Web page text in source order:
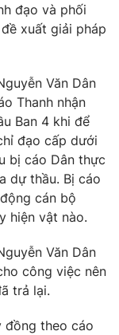
đạo và phối
xuất giải pháp
Văn Dân
Thanh nhận
Ban 4 khi để
đạo cấp dưới
bị cáo Dân thực
dự thầu. Bị cáo
cán bộ
hiện vật nào.
Văn Dân
công việc nên
trả lại.
đồng theo cáo